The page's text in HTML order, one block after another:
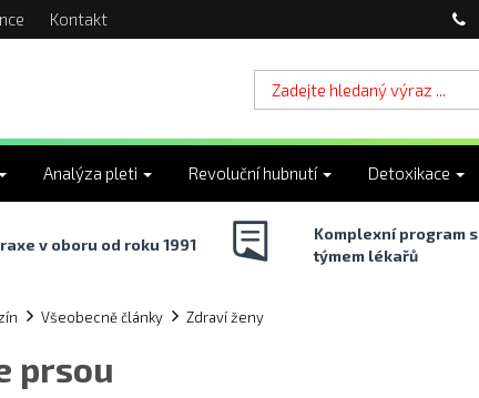
Kontakt
Analýza pleti Revoluční hubnutí Detoxikace
v oboru od roku 1991
Komplexní program s
týmem lékařů
Všeobecně články Zdraví ženy
prsou